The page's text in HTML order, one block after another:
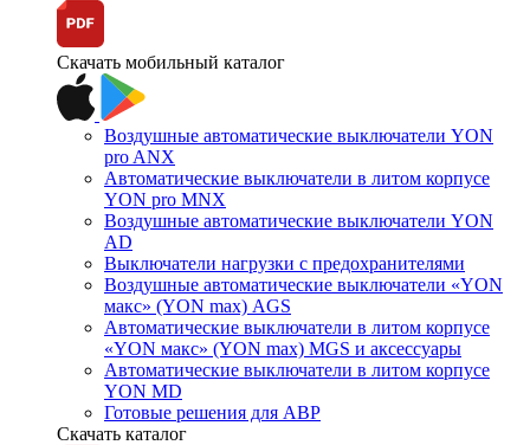
Скачать мобильный каталог
Воздушные автоматические выключатели YON
pro ANX
Автоматические выключатели в литом корпусе
YON pro MNX
Воздушные автоматические выключатели YON
AD
Выключатели нагрузки с предохранителями
Воздушные автоматические выключатели «YON
макс» (YON max) AGS
Автоматические выключатели в литом корпусе
«YON макс» (YON max) MGS и аксессуары
Автоматические выключатели в литом корпусе
YON MD
Готовые решения для АВР
Скачать каталог